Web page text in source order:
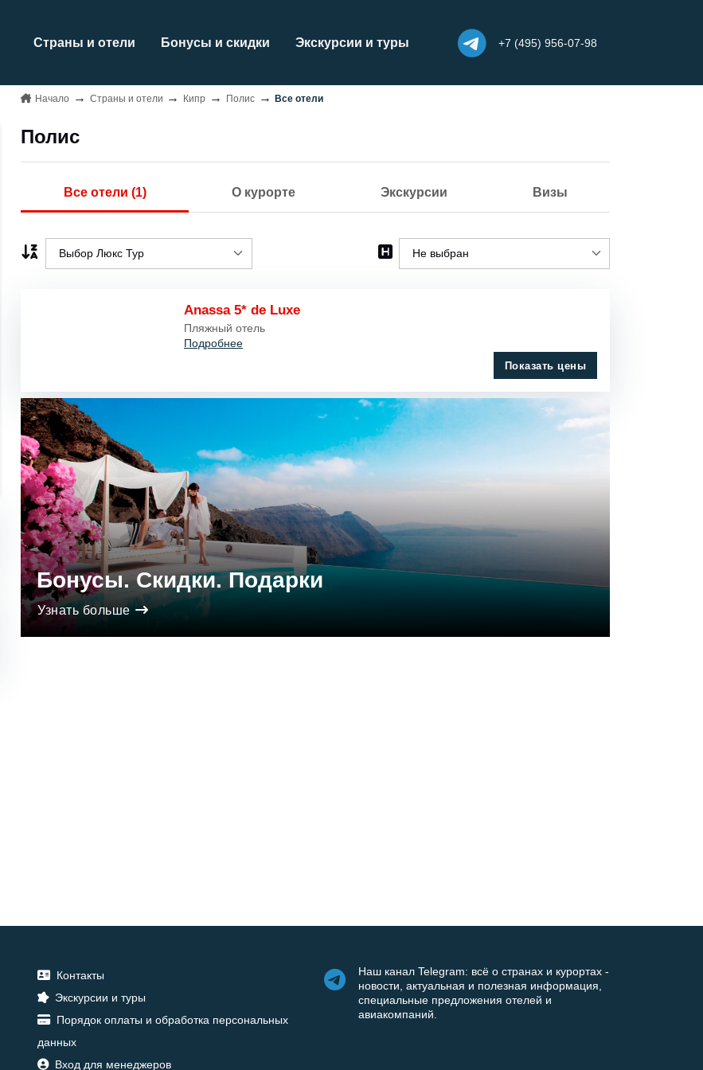
Страны и отели Бонусы и скидки Экскурсии и туры +7 (495) 956-07-98
Начало Страны и отели Кипр Полис Все отели
Полис
Все отели (1) О курорте Экскурсии Визы
Выбор Люкс Тур
Звёзды 1..5
Не выбран
Anassa 5* de Luxe
Пляжный отель
Подробнее
Показать цены
Бонусы. Скидки. Подарки
Узнать больше
Контакты
Экскурсии и туры
Порядок оплаты и обработка персональных
данных
Вход для менеджеров
Наш канал Telegram: всё о странах и курортах -
новости, актуальная и полезная информация,
специальные предложения отелей и
авиакомпаний.